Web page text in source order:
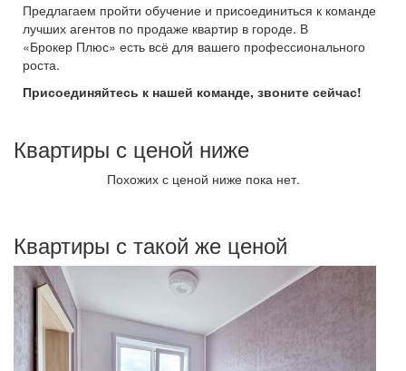
Предлагаем пройти обучение и присоединиться к команде
лучших агентов по продаже квартир в городе. В
«Брокер Плюс» есть всё для вашего профессионального
роста.
Присоединяйтесь к нашей команде, звоните сейчас!
Квартиры с ценой ниже
Похожих с ценой ниже пока нет.
Квартиры с такой же ценой